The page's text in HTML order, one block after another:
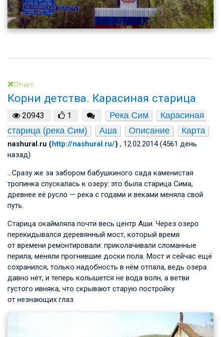
Отчет
Корни детства. Карасиная старица
20943 1 Река Сим
Карасиная
старица (река Сим)
Аша Описание Карта
nashural.ru (http://nashural.ru/) , 12.02.2014 (4561 день
назад)
…Сразу же за забором бабушкиного сада каменистая
тропинка спускалась к озеру: это была старица Сима,
древнее её русло — река с годами и веками меняла свой
путь.
Старица окаймляла почти весь центр Аши. Через озеро
перекидывался деревянный мост, который время
от времени ремонтировали: приколачивали сломанные
перила, меняли прогнившие доски пола. Мост и сейчас ещё
сохранился, только надобность в нём отпала, ведь озера
давно нет, и теперь колышется не вода волн, а ветви
густого ивняка, что скрывают старую постройку
от незнающих глаз.